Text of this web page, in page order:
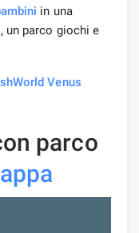
in una
un parco giochi e
Venus
parco